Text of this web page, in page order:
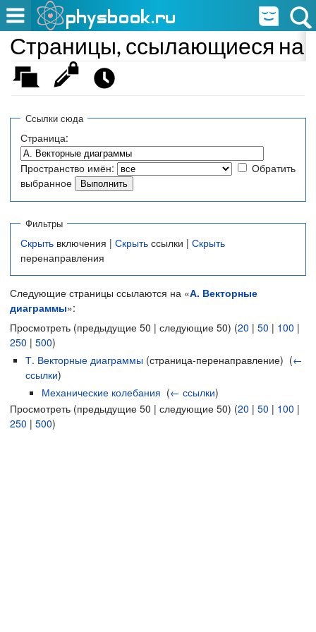
Страницы, ссылающиеся на
Ссылки сюда
Страница:
Пространство имён:
Обратить
выбранное
Фильтры
Скрыть включения | Скрыть ссылки | Скрыть
перенаправления
Следующие страницы ссылаются на «А. Векторные
диаграммы»:
Просмотреть (предыдущие 50 | следующие 50) (20 | 50 | 100 |
250 | 500)
Т. Векторные диаграммы (страница-перенаправление) ‎ (←
ссылки)
Механические колебания (← ссылки)
Просмотреть (предыдущие 50 | следующие 50) (20 | 50 | 100 |
250 | 500)